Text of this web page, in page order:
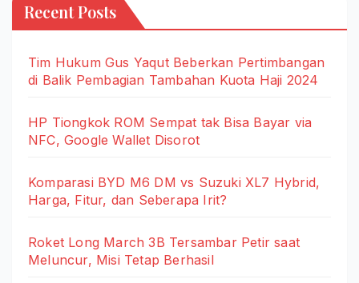
Recent Posts
Tim Hukum Gus Yaqut Beberkan Pertimbangan
di Balik Pembagian Tambahan Kuota Haji 2024
HP Tiongkok ROM Sempat tak Bisa Bayar via
NFC, Google Wallet Disorot
Komparasi BYD M6 DM vs Suzuki XL7 Hybrid,
Harga, Fitur, dan Seberapa Irit?
Roket Long March 3B Tersambar Petir saat
Meluncur, Misi Tetap Berhasil